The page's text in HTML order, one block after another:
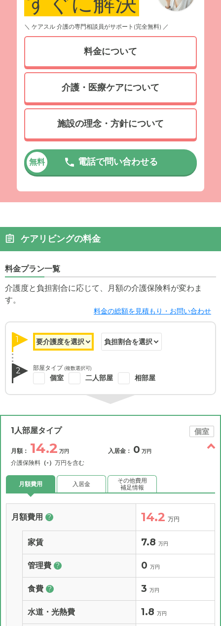
＼ ケアスル 介護の専門相談員がサポート(完全無料) ／
料金について
介護・医療ケアについて
施設の理念・方針について
無料 電話で問い合わせる
ケアリビングの料金
料金プラン一覧
介護度と負担割合に応じて、月額の介護保険料が変わま
す。
料金の総額を見積もり・お問い合わせ
1
2 部屋タイプ (複数選択可)
個室 二人部屋 相部屋
1人部屋タイプ 個室
月額： 14.2 万円
介護保険料 （-） 万円を含む
入居金： 0 万円
月額費用 入居金
その他費用
補足情報
月額費用 ? 14.2 万円
家賃 7.8 万円
管理費 ? 0 万円
食費 ? 3 万円
水道・光熱費 1.8 万円